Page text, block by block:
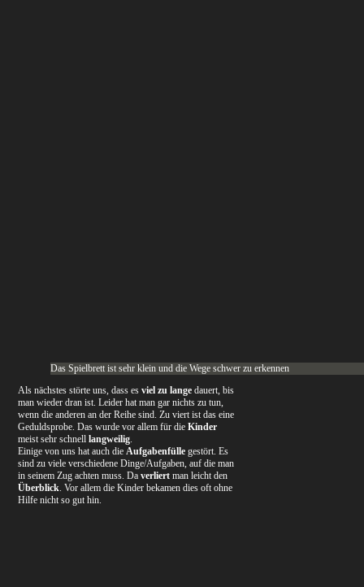
Das Spielbrett ist sehr klein und die Wege schwer zu erkennen
Als nächstes störte uns, dass esviel zu lange dauert, bis
man wieder dran ist. Leider hat man gar nichts zu tun,
wenn die anderen an der Reihe sind. Zu viert ist das eine
Geduldsprobe. Das wurde vor allem für dieKinder
meist sehr schnelllangweilig.
Einige von uns hat auch dieAufgabenfülle gestört. Es
sind zu viele verschiedene Dinge/Aufgaben, auf die man
in seinem Zug achten muss. Daverliert man leicht den
Überblick. Vor allem die Kinder bekamen dies oft ohne
Hilfe nicht so gut hin.